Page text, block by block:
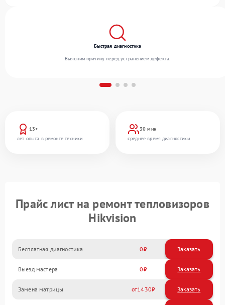
13+
лет опыта в ремонте техники
30 мин
среднее время диагностики
Быстрая диагностика
Выясним причину перед устранением дефекта.
Прайс лист на ремонт тепловизоров
Hikvision
Бесплатная диагностика 0 Заказать
Выезд мастера 0 Заказать
Замена матрицы 1430